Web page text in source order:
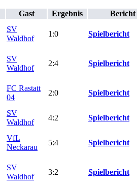
Gast Ergebnis Bericht
SV
Waldhof
1:0 Spielbericht
SV
Waldhof
2:4 Spielbericht
FC Rastatt
04
2:0 Spielbericht
SV
Waldhof
4:2 Spielbericht
VfL
Neckarau
5:4 Spielbericht
SV
Waldhof
3:2 Spielbericht